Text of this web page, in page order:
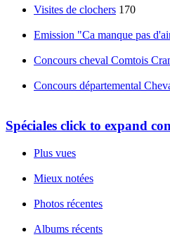
Visites de clochers 170
Emission "Ca manque pas
Concours cheval Comtois
Concours départemental
Spéciales click to expand
Plus vues
Mieux notées
Photos récentes
Albums récents